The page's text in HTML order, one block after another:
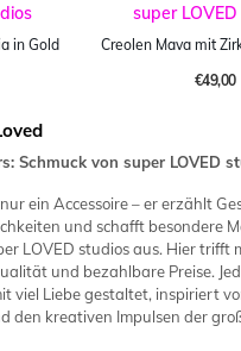
in Gold
super
Creolen Mava mit
€49,00
Schmuck von super LOVED
ein Accessoire – er erzählt
und schafft besondere
LOVED studios aus. Hier trifft
und bezahlbare Preise.
viel Liebe gestaltet, inspiriert
den kreativen Impulsen der